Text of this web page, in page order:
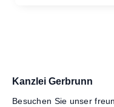
Kanzlei Gerbrunn
Besuchen Sie unser